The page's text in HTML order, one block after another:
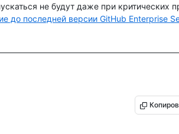
не будут даже при критических
до последней версии GitHub Enterprise